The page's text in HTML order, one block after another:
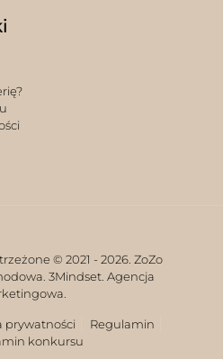
© 2021 - 2026. ZoZo
3Mindset. Agencja
prywatności
Regulamin
konkursu